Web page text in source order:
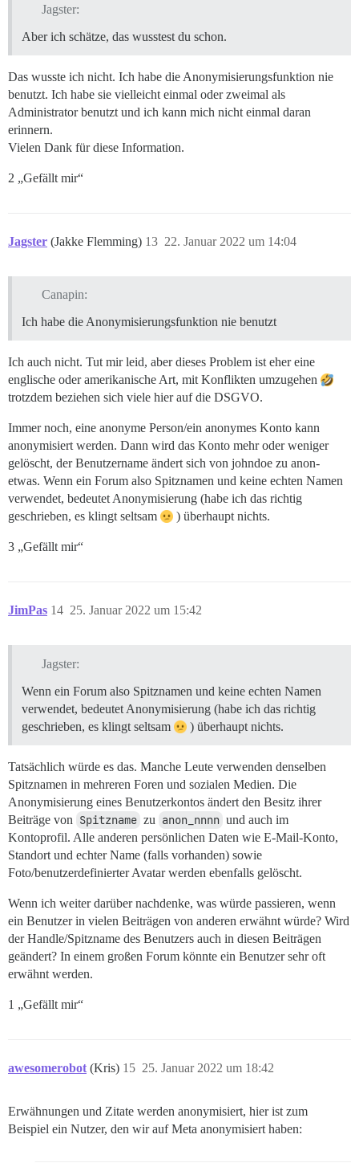
Jagster:
Aber ich schätze, das wusstest du schon.
Das wusste ich nicht. Ich habe die Anonymisierungsfunktion nie
benutzt. Ich habe sie vielleicht einmal oder zweimal als
Administrator benutzt und ich kann mich nicht einmal daran
erinnern.
Vielen Dank für diese Information.
2 „Gefällt mir“
Jagster (Jakke Flemming) 22. Januar 2022 um 14:04
13
Canapin:
Ich habe die Anonymisierungsfunktion nie benutzt
Ich auch nicht. Tut mir leid, aber dieses Problem ist eher eine
englische oder amerikanische Art, mit Konflikten umzugehen
trotzdem beziehen sich viele hier auf die DSGVO.
Immer noch, eine anonyme Person/ein anonymes Konto kann
anonymisiert werden. Dann wird das Konto mehr oder weniger
gelöscht, der Benutzername ändert sich von johndoe zu anon-
etwas. Wenn ein Forum also Spitznamen und keine echten Namen
verwendet, bedeutet Anonymisierung (habe ich das richtig
geschrieben, es klingt seltsam
) überhaupt nichts.
3 „Gefällt mir“
JimPas 25. Januar 2022 um 15:42
14
Jagster:
Wenn ein Forum also Spitznamen und keine echten Namen
verwendet, bedeutet Anonymisierung (habe ich das richtig
geschrieben, es klingt seltsam
) überhaupt nichts.
Tatsächlich würde es das. Manche Leute verwenden denselben
Spitznamen in mehreren Foren und sozialen Medien. Die
Anonymisierung eines Benutzerkontos ändert den Besitz ihrer
Beiträge von Spitzname zu anon_nnnn und auch im
Kontoprofil. Alle anderen persönlichen Daten wie E-Mail-Konto,
Standort und echter Name (falls vorhanden) sowie
Foto/benutzerdefinierter Avatar werden ebenfalls gelöscht.
Wenn ich weiter darüber nachdenke, was würde passieren, wenn
ein Benutzer in vielen Beiträgen von anderen erwähnt würde? Wird
der Handle/Spitzname des Benutzers auch in diesen Beiträgen
geändert? In einem großen Forum könnte ein Benutzer sehr oft
erwähnt werden.
1 „Gefällt mir“
awesomerobot (Kris) 25. Januar 2022 um 18:42
15
Erwähnungen und Zitate werden anonymisiert, hier ist zum
Beispiel ein Nutzer, den wir auf Meta anonymisiert haben: